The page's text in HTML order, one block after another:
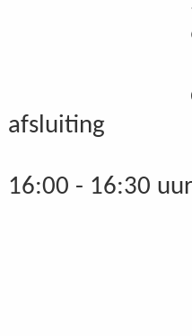
6. We'll
dan volgt
afsluiting
16:00 - 16:30